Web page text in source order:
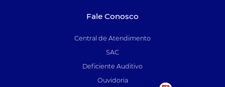
Fale Conosco
Central de Atendimento
SAC
Deficiente Auditivo
Ouvidoria